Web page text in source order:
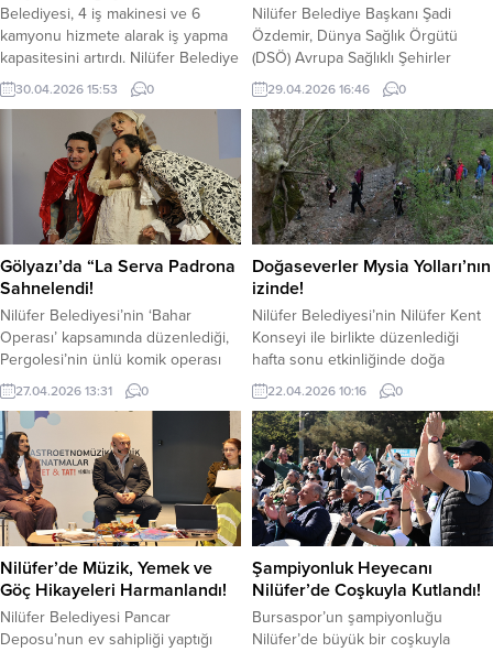
Belediyesi, 4 iş makinesi ve 6
kamyonu hizmete alarak iş yapma
kapasitesini artırdı. Nilüfer Belediye
Başkanı Şadi Özdemir, “Biz,
Nilüferlinin parasını en doğru, en
akılcı şekilde kullanmakla
sorumluyuz. Bu araçlar yaklaşık 1 ila
1,5 yıl içinde kendi maliyetini
karşılayacak” dedi. Nilüfer
Belediyesi, altyapı ve ulaşım
hizmetlerini...
30.04.2026 15:53 0
Nilüfer Belediye Başkanı Şadi
Özdemir, Dünya Sağlık Örgütü
(DSÖ) Avrupa Sağlıklı Şehirler
Ağı’nın politika ve strateji organı
olan Siyasi Komite’ye seçildi. 2026-
2030 yıllarını kapsayan yeni
dönemde Türkiye’yi, Nilüfer
Belediye Başkanı Şadi Özdemir ile
birlikte İzmir Büyükşehir Belediye
Başkanı Dr. Cemil Tugay temsil
edecek. Nilüfer Belediye Başkanı
Şadi Özdemir, kentsel sağlık...
29.04.2026 16:46 0
Gölyazı’da “La Serva Padrona
Sahnelendi!
Nilüfer Belediyesi’nin ‘Bahar
Operası’ kapsamında düzenlediği,
Pergolesi’nin ünlü komik operası
‘La Serva Padrona’ sanatseverlerle
buluştu. Gölyazı Kültürevi’nde
sahnelenen eser, izleyicilerden
büyük ilgi gördü. Nilüfer
Belediyesi’nin geçtiğimiz yıl
başlattığı opera gösterileri, bu yıl
da“Bahar Operası” temasıyla
sanatseverlerle buluşmaya devam
ediyor. Program kapsamında,
Giovanni Battista Pergolesi’nin ünlü
komik operası “La Serva Padrona”...
27.04.2026 13:31 0
Doğaseverler Mysia Yolları’nın
izinde!
Nilüfer Belediyesi’nin Nilüfer Kent
Konseyi ile birlikte düzenlediği
hafta sonu etkinliğinde doğa
tutkunları, Mysia’nın yürüyüş, koşu
ve bisiklet parkurlarını deneyimledi.
Farklı rotalardan yola çıkan gruplar,
Üçpınar’da buluştu. Doğa
tutkunlukları, Nilüfer Belediyesi’nin
Nilüfer Kent Konseyi ile birlikte
düzenlediği etkinlikte bir araya
geldi. Katılımcılar Turizm Haftası
kapsamında gerçekleştirilen
etkinlikte doğa yürüyüşü, koşu...
22.04.2026 10:16 0
Nilüfer’de Müzik, Yemek ve
Göç Hikayeleri Harmanlandı!
Nilüfer Belediyesi Pancar
Deposu’nun ev sahipliği yaptığı
Şampiyonluk Heyecanı
Nilüfer’de Coşkuyla Kutlandı!
Bursaspor’un şampiyonluğu
Nilüfer’de büyük bir coşkuyla